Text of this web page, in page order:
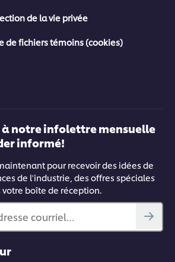
de la vie privée
de fichiers témoins (cookies)
à notre infolettre mensuelle
informé!
pour recevoir des idées de
de l'industrie, des offres spéciales
boîte de réception.
courriel…